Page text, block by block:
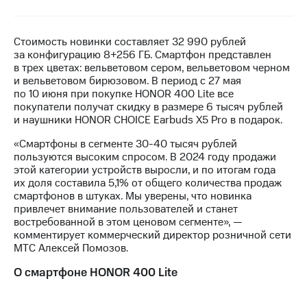
Интервью
Финансовая
отчетность
Контакты
спикера
и акционерам
Корпоративное
управление
Корпоративный
секретарь
Раскрытие
информации
Информация
Стоимость новинки составляет 32 990 рублей
за конфигурацию 8+256 ГБ. Смартфон представлен
в трех цветах: вельветовом сером, вельветовом черном
и вельветовом бирюзовом. В период с 27 мая
по 10 июня при покупке HONOR 400 Lite все
покупатели получат скидку в размере 6 тысяч рублей
и наушники HONOR CHOICE Earbuds X5 Pro в подарок.
«Смартфоны в сегменте 30-40 тысяч рублей
пользуются высоким спросом. В 2024 году продажи
этой категории устройств выросли, и по итогам года
их доля составила 5,1% от общего количества продаж
смартфонов в штуках. Мы уверены, что новинка
привлечет внимание пользователей и станет
востребованной в этом ценовом сегменте», —
комментирует коммерческий директор розничной сети
МТС Алексей Помозов.
О смартфоне HONOR 400 Lite